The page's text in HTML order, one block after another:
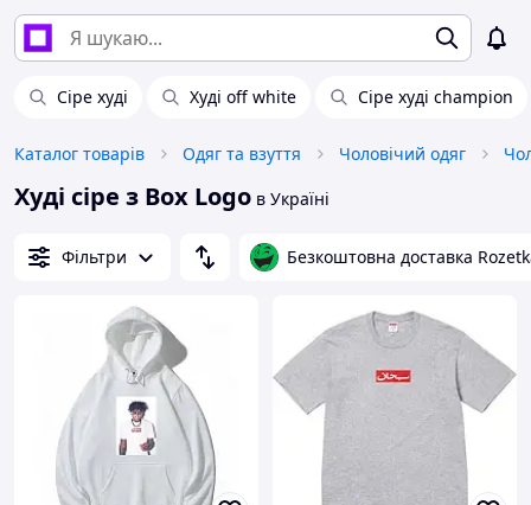
Сіре худі Худі off white Сіре худі champion
Каталог товарів Одяг та взуття Чоловічий одяг
Худі сіре з Box Logo в Україні
Фільтри Безкоштовна доставка